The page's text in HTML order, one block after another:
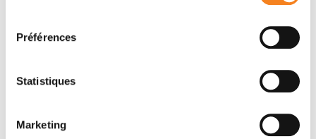
Préférences
Statistiques
Marketing
TEULADE-